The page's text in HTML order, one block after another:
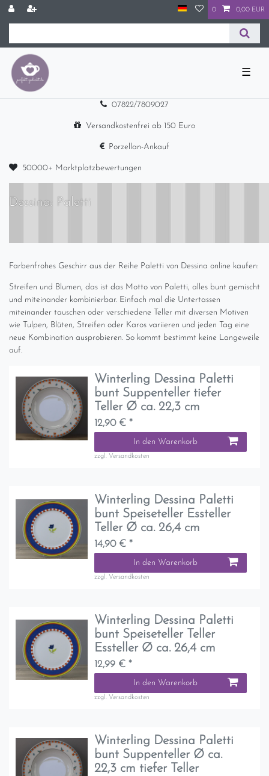
0 0,00 EUR
☰
07822/7809027
Versandkostenfrei ab 150 Euro
Porzellan-Ankauf
50000+ Marktplatzbewertungen
Dessina: Paletti
Farbenfrohes Geschirr aus der Reihe Paletti von Dessina online kaufen:
Streifen und Blumen, das ist das Motto von Paletti, alles bunt gemischt
und miteinander kombinierbar. Einfach mal die Untertassen
miteinander tauschen oder verschiedene Teller mit diversen Motiven
wie Tulpen, Blüten, Streifen oder Karos variieren und jeden Tag eine
neue Kombination ausprobieren. So kommt bestimmt keine Langeweile
auf.
Winterling Dessina Paletti
bunt Suppenteller tiefer
Teller Ø ca. 22,3 cm
12,90 € *
In den Warenkorb
zzgl. Versandkosten
Winterling Dessina Paletti
bunt Speiseteller Essteller
Teller Ø ca. 26,4 cm
14,90 € *
In den Warenkorb
zzgl. Versandkosten
Winterling Dessina Paletti
bunt Speiseteller Teller
Essteller Ø ca. 26,4 cm
12,99 € *
In den Warenkorb
zzgl. Versandkosten
Winterling Dessina Paletti
bunt Suppenteller Ø ca.
22,3 cm tiefer Teller